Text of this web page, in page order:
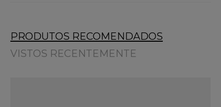
PRODUTOS RECOMENDADOS
VISTOS RECENTEMENTE